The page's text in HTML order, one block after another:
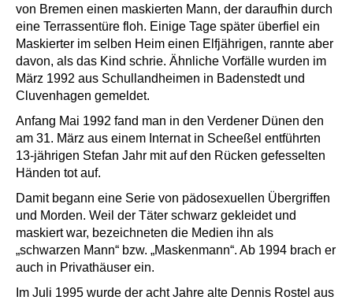
von Bremen einen maskierten Mann, der daraufhin durch
eine Terrassentüre floh. Einige Tage später überfiel ein
Maskierter im selben Heim einen Elfjährigen, rannte aber
davon, als das Kind schrie. Ähnliche Vorfälle wurden im
März 1992 aus Schullandheimen in Badenstedt und
Cluvenhagen gemeldet.
Anfang Mai 1992 fand man in den Verdener Dünen den
am 31. März aus einem Internat in Scheeßel entführten
13-jährigen Stefan Jahr mit auf den Rücken gefesselten
Händen tot auf.
Damit begann eine Serie von pädosexuellen Übergriffen
und Morden. Weil der Täter schwarz gekleidet und
maskiert war, bezeichneten die Medien ihn als
„schwarzen Mann“ bzw. „Maskenmann“. Ab 1994 brach er
auch in Privathäuser ein.
Im Juli 1995 wurde der acht Jahre alte Dennis Rostel aus